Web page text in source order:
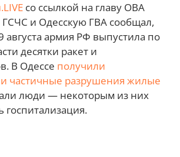
со ссылкой на главу ОВА
ГСЧС и Одесскую ГВА сообщал,
августа армия РФ выпустила по
десятки ракет и
В Одессе получили
частичные разрушения жилые
люди — некоторым из них
госпитализация.